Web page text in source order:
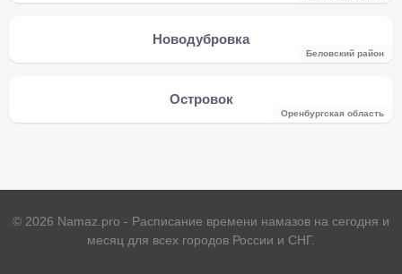
Новодубровка
Беловский район
Островок
Оренбургская область
© 2026 Namaz.pro - Расписание времени намазов на сегодня и
месяц для всех городов России и СНГ.